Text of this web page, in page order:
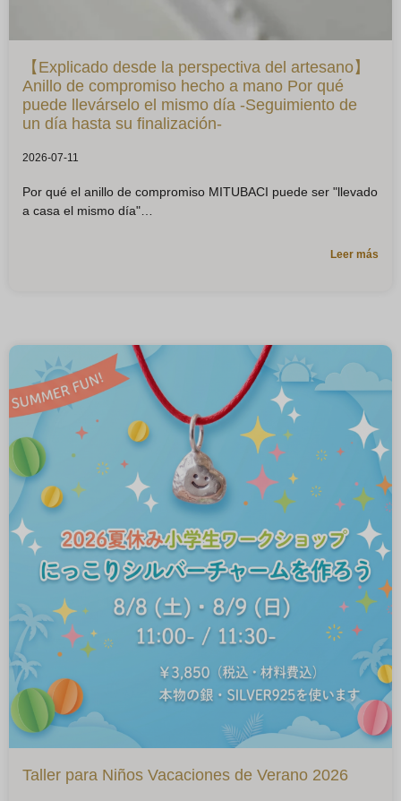
【Explicado desde la perspectiva del artesano】
Anillo de compromiso hecho a mano Por qué
puede llevárselo el mismo día -Seguimiento de
un día hasta su finalización-
2026-07-11
Por qué el anillo de compromiso MITUBACI puede ser "llevado
a casa el mismo día"
Leer más
Taller para Niños Vacaciones de Verano 2026